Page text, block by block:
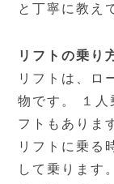
と丁寧に教え
リフトの乗り
リフトは、ロ
物です。 １人
フトもありま
リフトに乗る
して乗ります